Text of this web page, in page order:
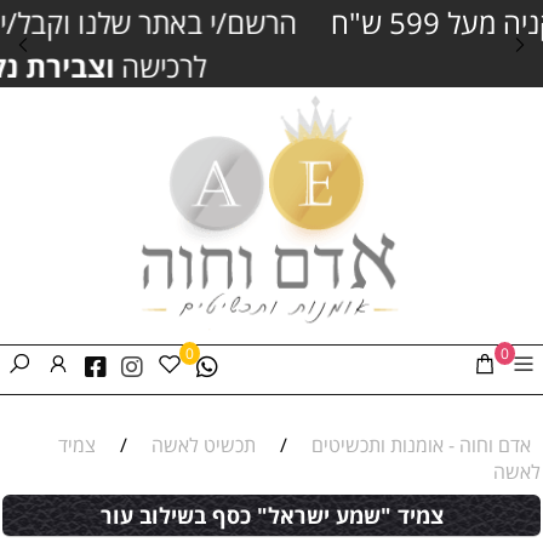
הרשם/י באתר שלנו וקבל/י5% הנחה
נוספים
וצבירת נקודות כסף
0
0
אדם וחוה - אומנות ותכשיטים / תכשיט לאשה /
צמיד
לאשה
צמיד "שמע ישראל" כסף בשילוב עור